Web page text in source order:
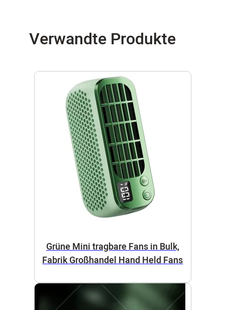
Verwandte Produkte
Grüne Mini tragbare Fans in Bulk,
Fabrik Großhandel Hand Held Fans